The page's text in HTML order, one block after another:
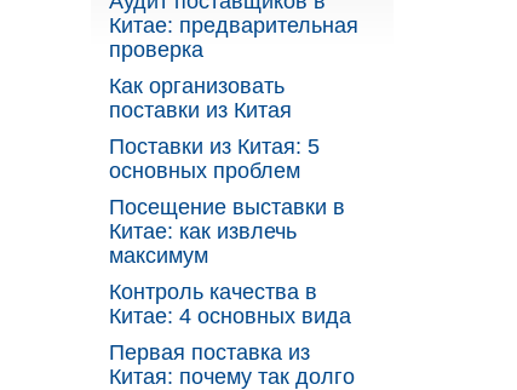
Китае: предварительная
проверка
Как организовать
поставки из Китая
Поставки из Китая: 5
основных проблем
Посещение выставки в
Китае: как извлечь
максимум
Контроль качества в
Китае: 4 основных вида
Первая поставка из
Китая: почему так долго